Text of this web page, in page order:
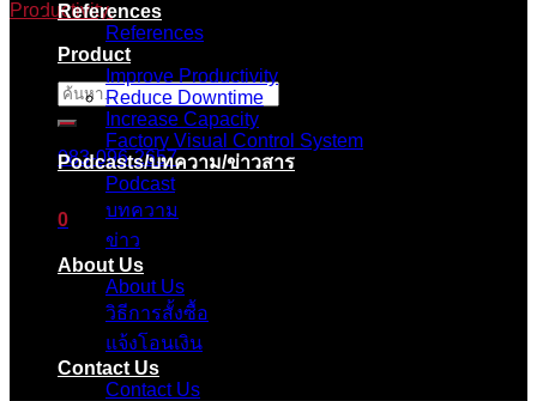
ค้นหา:
083-096-2657
0
ตะกร้าสินค้า
ไม่มีสินค้าในตะกร้า
References
References
Product
Improve Productivity
Reduce Downtime
Increase Capacity
Factory Visual Control System
Podcasts/บทความ/ข่าวสาร
Podcast
บทความ
ข่าว
About Us
About Us
วิธีการสั้งซื้อ
แจ้งโอนเงิน
Contact Us
Contact Us